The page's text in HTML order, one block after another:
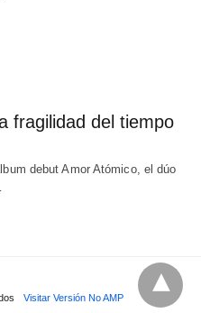
fragilidad del tiempo
debut Amor Atómico, el dúo
Visitar Versión No AMP